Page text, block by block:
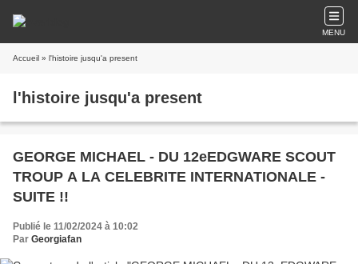
MENU
Accueil » l'histoire jusqu'a present
l'histoire jusqu'a present
GEORGE MICHAEL - DU 12eEDGWARE SCOUT
TROUP A LA CELEBRITE INTERNATIONALE -
SUITE !!
Publié le 11/02/2024 à 10:02
Par Georgiafan